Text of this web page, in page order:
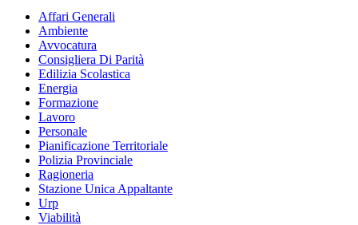
Affari Generali
Ambiente
Avvocatura
Consigliera Di Parità
Edilizia Scolastica
Energia
Formazione
Lavoro
Personale
Pianificazione Territoriale
Polizia Provinciale
Ragioneria
Stazione Unica Appaltante
Urp
Viabilità